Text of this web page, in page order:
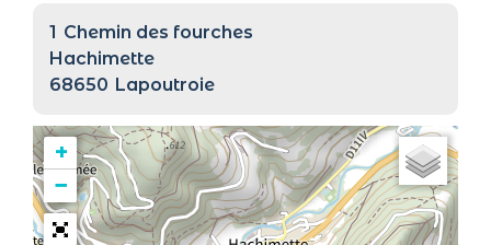
1 Chemin des fourches
Hachimette
68650 Lapoutroie
+
−